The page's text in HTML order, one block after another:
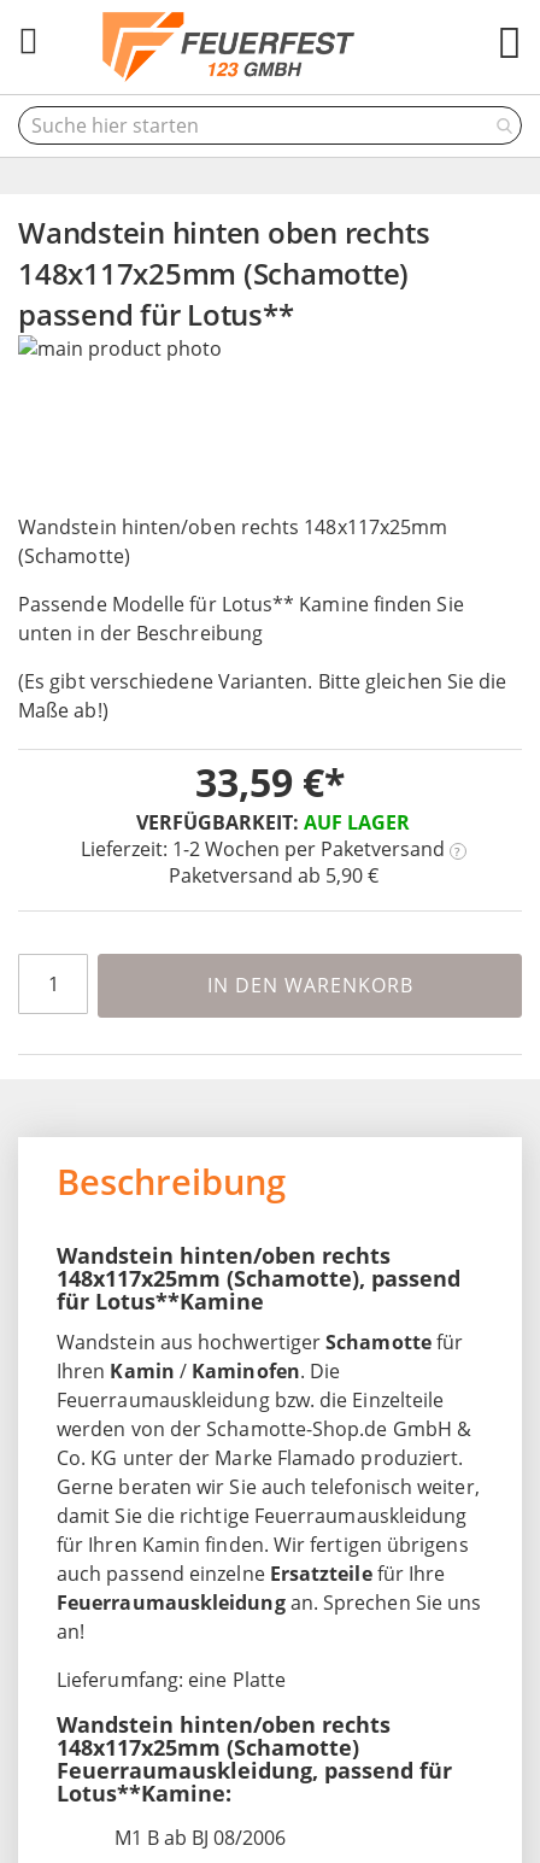
Wandstein hinten oben rechts
148x117x25mm (Schamotte)
passend für Lotus**
Wandstein hinten/oben rechts 148x117x25mm
(Schamotte)
Passende Modelle für Lotus** Kamine finden Sie
unten in der Beschreibung
(Es gibt verschiedene Varianten. Bitte gleichen Sie die
Maße ab!)
VERFÜGBARKEIT: AUF LAGER
Lieferzeit: 1-2 Wochen per Paketversand ?
Paketversand ab 5,90 €
33,59 €
IN DEN WARENKORB
Skip
gallery
to
the
of
the
gallery
Beschreibung
Wandstein hinten/oben rechts
148x117x25mm (Schamotte), passend
für Lotus**Kamine
Wandstein aus hochwertigerSchamottefür
Ihren Kamin / Kaminofen. Die
Feuerraumauskleidung bzw. die Einzelteile
werden von der Schamotte-Shop.de GmbH &
Co. KG unter der Marke Flamado produziert.
Gerne beraten wir Sie auch telefonisch weiter,
damit Sie die richtige Feuerraumauskleidung
für Ihren Kamin finden. Wir fertigen übrigens
auch passend einzelne Ersatzteilefür Ihre
Feuerraumauskleidungan. Sprechen Sie uns
an!
Lieferumfang: eine Platte
Wandstein hinten/oben rechts
148x117x25mm (Schamotte)
Feuerraumauskleidung, passend für
Lotus**Kamine:
M1 B ab BJ 08/2006